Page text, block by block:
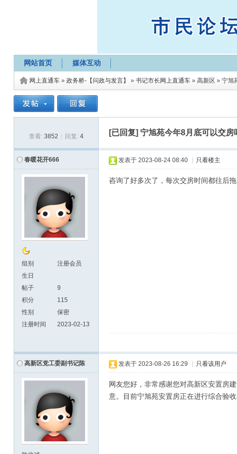
网站首页 媒体互动
网上直通车» 政务桥-【问政与发言】 » 书记市长网上直通车» 高新区 » 宁旭
查看: 3852 回复: 4 [已回复] 宁旭苑今年8月底可以交房
春暖花开666
组别
注册会员
生日
帖子
9
积分
115
性别
保密
注册时间
2023-02-13
发表于 2023-08-24 08:40 只看楼主
咨询了好多次了，每次交房时间都往后
高新区党工委副书记陈 发表于 2023-08-26 16:29 只看该用户
网友您好，非常感谢您对高新区安置房
意。目前宁旭苑安置房正在进行综合验